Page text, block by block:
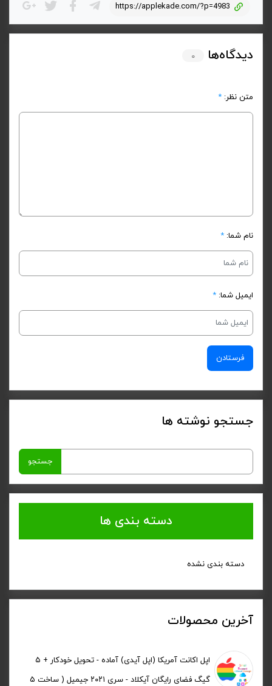
https://applekade.com/?p=4983
دیدگاه‌ها ۰
متن نظر: *
نام شما: *
ایمیل شما: *
جستجو نوشته ها
برای:
دسته بندی ها
دسته بندی نشده
آخرین محصولات
اپل اکانت آمریکا (اپل آیدی) آماده - تحویل خودکار + ۵
گیگ فضای رایگان آیکلاد - سری ۲۰۲۱ جیمیل ( ساخت ۵